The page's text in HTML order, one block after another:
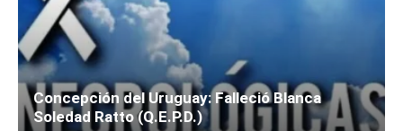
Concepción del Uruguay: Falleció Blanca
Soledad Ratto (Q.E.P.D.)